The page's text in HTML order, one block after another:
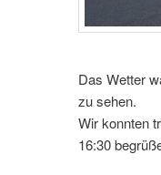
Das Wetter
zu sehen.
Wir konnten
16:30